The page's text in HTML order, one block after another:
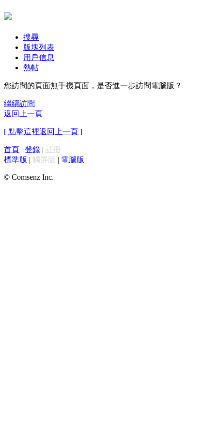
搜尋
版塊列表
用戶信息
熱帖
您訪問的頁面無手機頁面，是否進一步訪問電腦版？
繼續訪問
返回上一頁
[ 點擊這裡返回上一頁 ]
首頁 | 登錄 | 註冊
標準版 | 觸屏版 | 電腦版 |
© Comsenz Inc.